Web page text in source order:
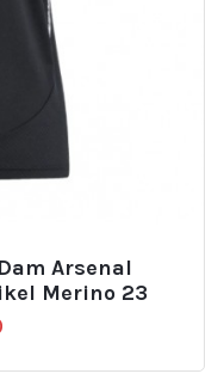
Arsenal
Merino 23